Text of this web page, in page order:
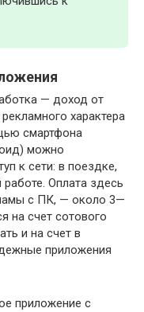
— доход от
характера
смартфона
можно
к сети: в поездке,
работе. Оплата здесь
с ПК, — около 3—
на счет сотового
и на счет в
приложения
приложение с